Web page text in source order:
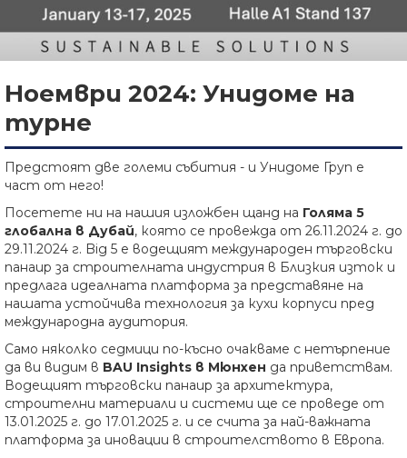
Ноември 2024: Унидоме на
турне
Предстоят две големи събития - и Унидоме Груп е
част от него!
Посетете ни на нашия изложбен щанд на Голяма 5
глобална в Дубай, която се провежда от 26.11.2024 г. до
29.11.2024 г. Big 5 е водещият международен търговски
панаир за строителната индустрия в Близкия изток и
предлага идеалната платформа за представяне на
нашата устойчива технология за кухи корпуси пред
международна аудитория.
Само няколко седмици по-късно очакваме с нетърпение
да ви видим в BAU Insights в Мюнхен да приветствам.
Водещият търговски панаир за архитектура,
строителни материали и системи ще се проведе от
13.01.2025 г. до 17.01.2025 г. и се счита за най-важната
платформа за иновации в строителството в Европа.